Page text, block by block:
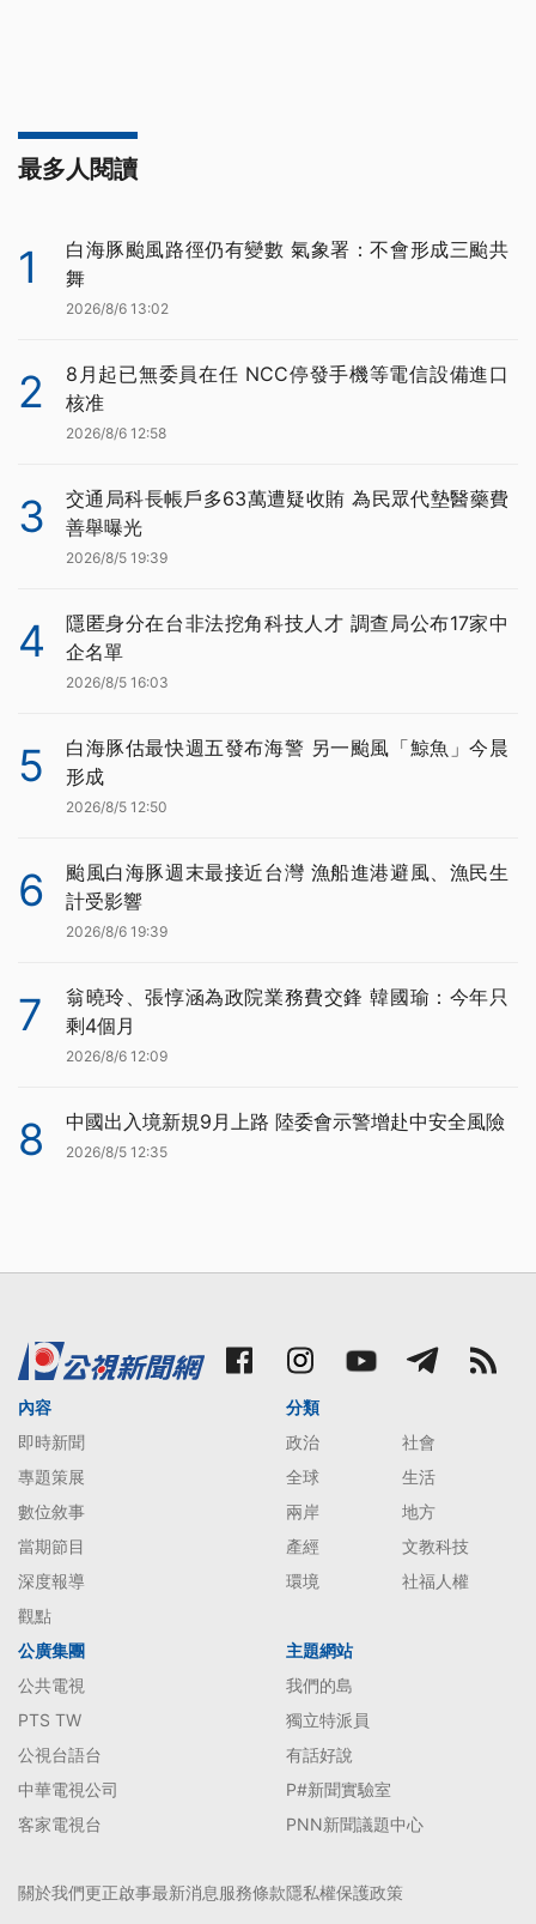
最多人閱讀
1
白海豚颱風路徑仍有變數 氣象署：不會形成三颱共
舞
2026/8/6 13:02
2
8月起已無委員在任 NCC停發手機等電信設備進口
核准
2026/8/6 12:58
3
交通局科長帳戶多63萬遭疑收賄 為民眾代墊醫藥費
善舉曝光
2026/8/5 19:39
4
隱匿身分在台非法挖角科技人才 調查局公布17家中
企名單
2026/8/5 16:03
5
白海豚估最快週五發布海警 另一颱風「鯨魚」今晨
形成
2026/8/5 12:50
6
颱風白海豚週末最接近台灣 漁船進港避風、漁民生
計受影響
2026/8/6 19:39
7
翁曉玲、張惇涵為政院業務費交鋒 韓國瑜：今年只
剩4個月
2026/8/6 12:09
8 中國出入境新規9月上路 陸委會示警增赴中安全風險
2026/8/5 12:35
內容
即時新聞
專題策展
數位敘事
當期節目
深度報導
觀點
分類
政治
社會
全球
生活
兩岸
地方
產經
文教科技
環境
社福人權
公廣集團
公共電視
PTS TW
公視台語台
中華電視公司
客家電視台
主題網站
我們的島
獨立特派員
有話好說
P#新聞實驗室
PNN新聞議題中心
關於我們更正啟事最新消息服務條款隱私權保護政策